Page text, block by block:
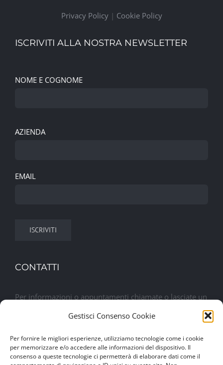
Gestisci Consenso Cookie
Per fornire le migliori esperienze, utilizziamo tecnologie come i cookie
per memorizzare e/o accedere alle informazioni del dispositivo. Il
consenso a queste tecnologie ci permetterà di elaborare dati come il
Privacy Policy| Cookie Policy
ISCRIVITI ALLA NOSTRA NEWSLETTER
NOME E COGNOME
AZIENDA
EMAIL
CONTATTI
Per informazioni o appuntamenti chiamate o lasciate un
messaggio. Sarete contattati al più presto
Lasciaci un messaggio